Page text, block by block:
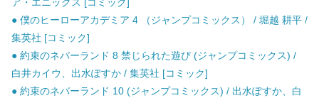
● 僕のヒーローアカデミア 4 （ジャンプコミックス） / 堀越 耕平 /
集英社 [コミック]
● 約束のネバーランド 8 禁じられた遊び (ジャンプコミックス) /
白井カイウ、出水ぽすか / 集英社 [コミック]
● 約束のネバーランド 10 (ジャンプコミックス) / 出水ぽすか、白